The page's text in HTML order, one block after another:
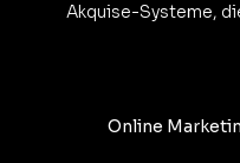
Akquise-Systeme,
Online